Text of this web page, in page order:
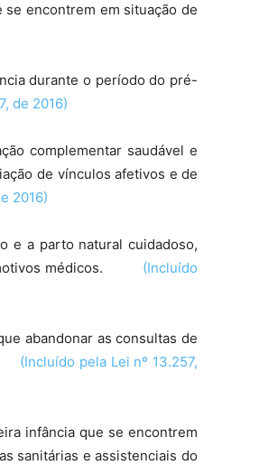
encontrem em situação de
durante o período do pré-
de 2016)
complementar saudável e
de vínculos afetivos e de
2016)
e a parto natural cuidadoso,
motivos médicos. (Incluído
abandonar as consultas de
(Incluído pela Lei nº 13.257,
infância que se encontrem
sanitárias e assistenciais do